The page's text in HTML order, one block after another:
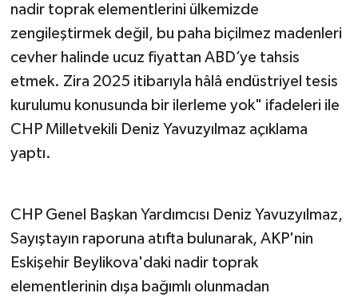
nadir toprak elementlerini ülkemizde
zengileştirmek değil, bu paha biçilmez madenleri
cevher halinde ucuz fiyattan ABD’ye tahsis
etmek. Zira 2025 itibarıyla hâlâ endüstriyel tesis
kurulumu konusunda bir ilerleme yok" ifadeleri ile
CHP Milletvekili Deniz Yavuzyılmaz açıklama
yaptı.
CHP Genel Başkan Yardımcısı Deniz Yavuzyılmaz,
Sayıştayın raporuna atıfta bulunarak, AKP'nin
Eskişehir Beylikova'daki nadir toprak
elementlerinin dışa bağımlı olunmadan